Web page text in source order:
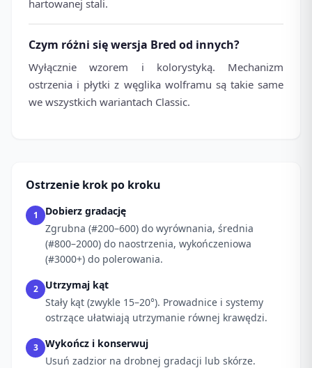
hartowanej stali.
Czym różni się wersja Bred od innych?
Wyłącznie wzorem i kolorystyką. Mechanizm
ostrzenia i płytki z węglika wolframu są takie same
we wszystkich wariantach Classic.
Ostrzenie krok po kroku
1
Dobierz gradację
Zgrubna (#200–600) do wyrównania, średnia
(#800–2000) do naostrzenia, wykończeniowa
(#3000+) do polerowania.
2
Utrzymaj kąt
Stały kąt (zwykle 15–20°). Prowadnice i systemy
ostrzące ułatwiają utrzymanie równej krawędzi.
3
Wykończ i konserwuj
Usuń zadzior na drobnej gradacji lub skórze.